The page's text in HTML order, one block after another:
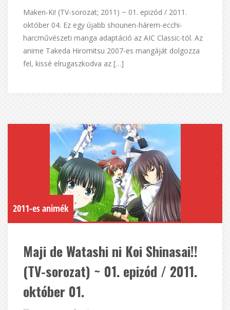
Maken-Ki! (TV-sorozat; 2011) ~ 01. epizód / 2011.
október 04. Ez egy újabb shounen-hárem-ecchi-
harcművészeti manga adaptáció az AIC Classic-tól. Az
anime Takeda Hiromitsu 2007-es mangáját dolgozza
fel, kissé elrugaszkodva az […]
2011-es animék
Maji de Watashi ni Koi Shinasai!!
(TV-sorozat) ~ 01. epizód / 2011.
október 01.